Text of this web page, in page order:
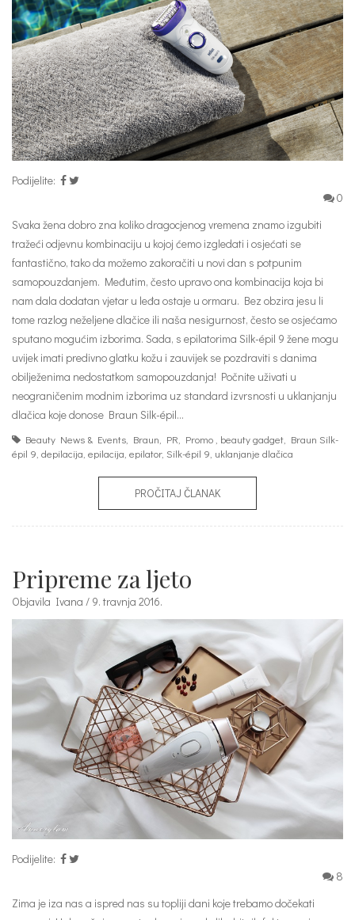
Podijelite:
0
Svaka žena dobro zna koliko dragocjenog vremena znamo izgubiti
tražeći odjevnu kombinaciju u kojoj ćemo izgledati i osjećati se
fantastično, tako da možemo zakoračiti u novi dan s potpunim
samopouzdanjem. Međutim, često upravo ona kombinacija koja bi
nam dala dodatan vjetar u leđa ostaje u ormaru. Bez obzira jesu li
tome razlog neželjene dlačice ili naša nesigurnost, često se osjećamo
sputano mogućim izborima. Sada, s epilatorima Silk-épil 9 žene mogu
uvijek imati predivno glatku kožu i zauvijek se pozdraviti s danima
obilježenima nedostatkom samopouzdanja! Počnite uživati u
neograničenim modnim izborima uz standard izvrsnosti u uklanjanju
dlačica koje donose Braun Silk-épil…
Beauty News & Events Braun PR Promo beauty gadget Braun Silk-
épil 9 depilacija epilacija epilator, Silk-épil 9 uklanjanje dlačica
PROČITAJ ČLANAK
Pripreme za ljeto
Objavila Ivana / 9. travnja 2016.
Podijelite:
8
Zima je iza nas a ispred nas su topliji dani koje trebamo dočekati